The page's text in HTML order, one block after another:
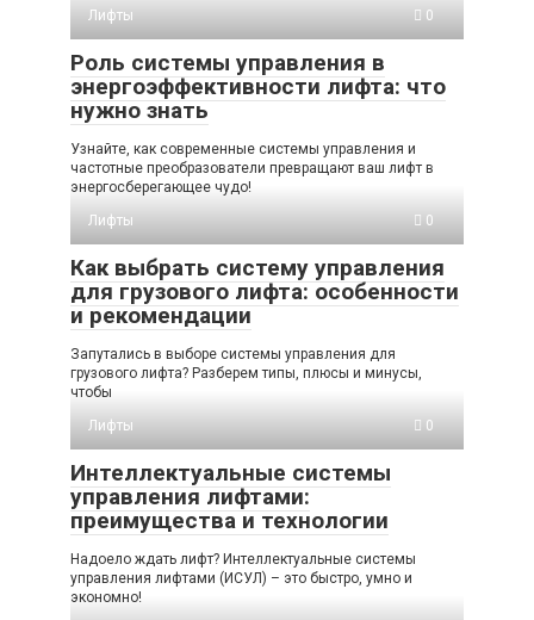
Лифты
0
Роль системы управления в
энергоэффективности лифта: что
нужно знать
Узнайте, как современные системы управления и
частотные преобразователи превращают ваш лифт в
энергосберегающее чудо!
Лифты
0
Как выбрать систему управления
для грузового лифта: особенности
и рекомендации
Запутались в выборе системы управления для
грузового лифта? Разберем типы, плюсы и минусы,
чтобы
Лифты
0
Интеллектуальные системы
управления лифтами:
преимущества и технологии
Надоело ждать лифт? Интеллектуальные системы
управления лифтами (ИСУЛ) – это быстро, умно и
экономно!